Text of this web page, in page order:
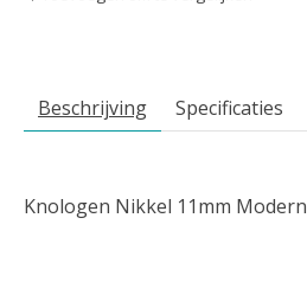
Beschrijving Specificaties
Knologen Nikkel 11mm Modern